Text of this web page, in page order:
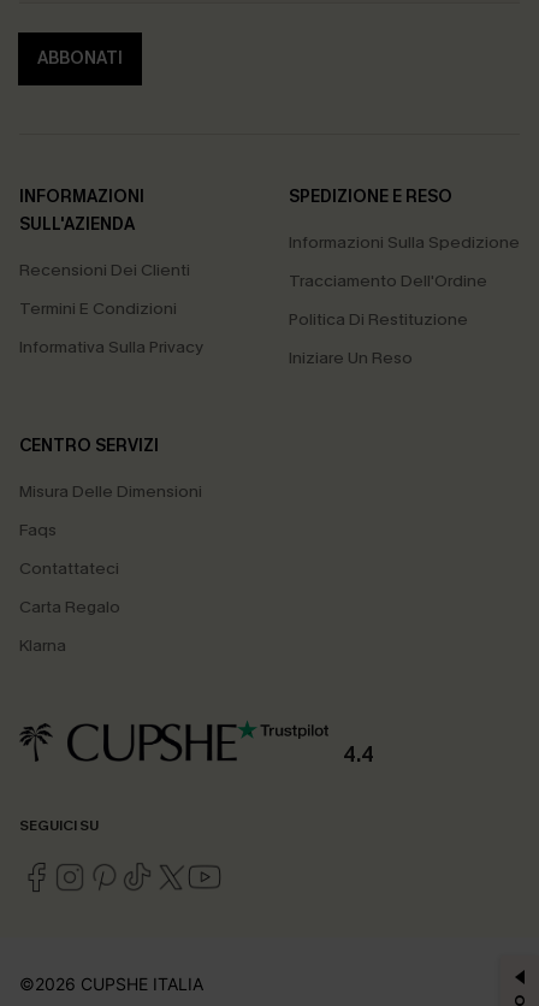
ABBONATI
INFORMAZIONI
SULL'AZIENDA
Recensioni Dei Clienti
Termini E Condizioni
Informativa Sulla Privacy
SPEDIZIONE E RESO
Informazioni Sulla Spedizione
Tracciamento Dell'Ordine
Politica Di Restituzione
Iniziare Un Reso
CENTRO SERVIZI
Misura Delle Dimensioni
Faqs
Contattateci
Carta Regalo
Klarna
4.4
SEGUICI SU
©2026 CUPSHE ITALIA